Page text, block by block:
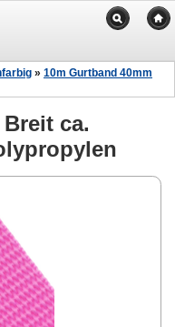
» 10m Gurtband 40mm
ca.